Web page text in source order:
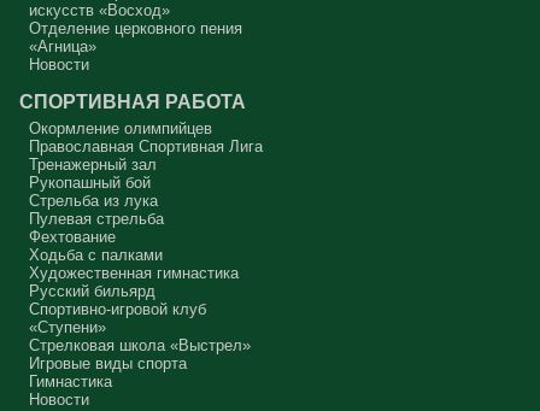
искусств «Восход»
Отделение церковного пения
«Агница»
Новости
СПОРТИВНАЯ РАБОТА
Окормление олимпийцев
Православная Спортивная Лига
Тренажерный зал
Рукопашный бой
Стрельба из лука
Пулевая стрельба
Фехтование
Ходьба с палками
Художественная гимнастика
Русский бильярд
Спортивно-игровой клуб
«Ступени»
Стрелковая школа «Выстрел»
Игровые виды спорта
Гимнастика
Новости